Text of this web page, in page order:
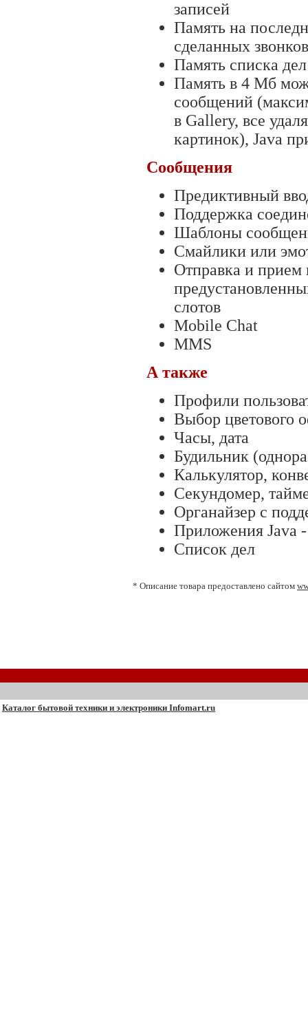
записей
Память на
сделанных
Память списка
Память в 4 Мб
сообщений
в Gallery, все
картинок), Java
Сообщения
Предиктивный
Поддержка
Шаблоны
Смайлики или
Отправка и
слотов
Mobile Chat
MMS
А также
Профили
Выбор цветового
Часы, дата
Будильник
Калькулятор,
Секундомер,
Органайзер с
Приложения Java
Список дел
* Описание товара предоставлено сайтом
Каталог бытовой техники и электроники Infomart.ru